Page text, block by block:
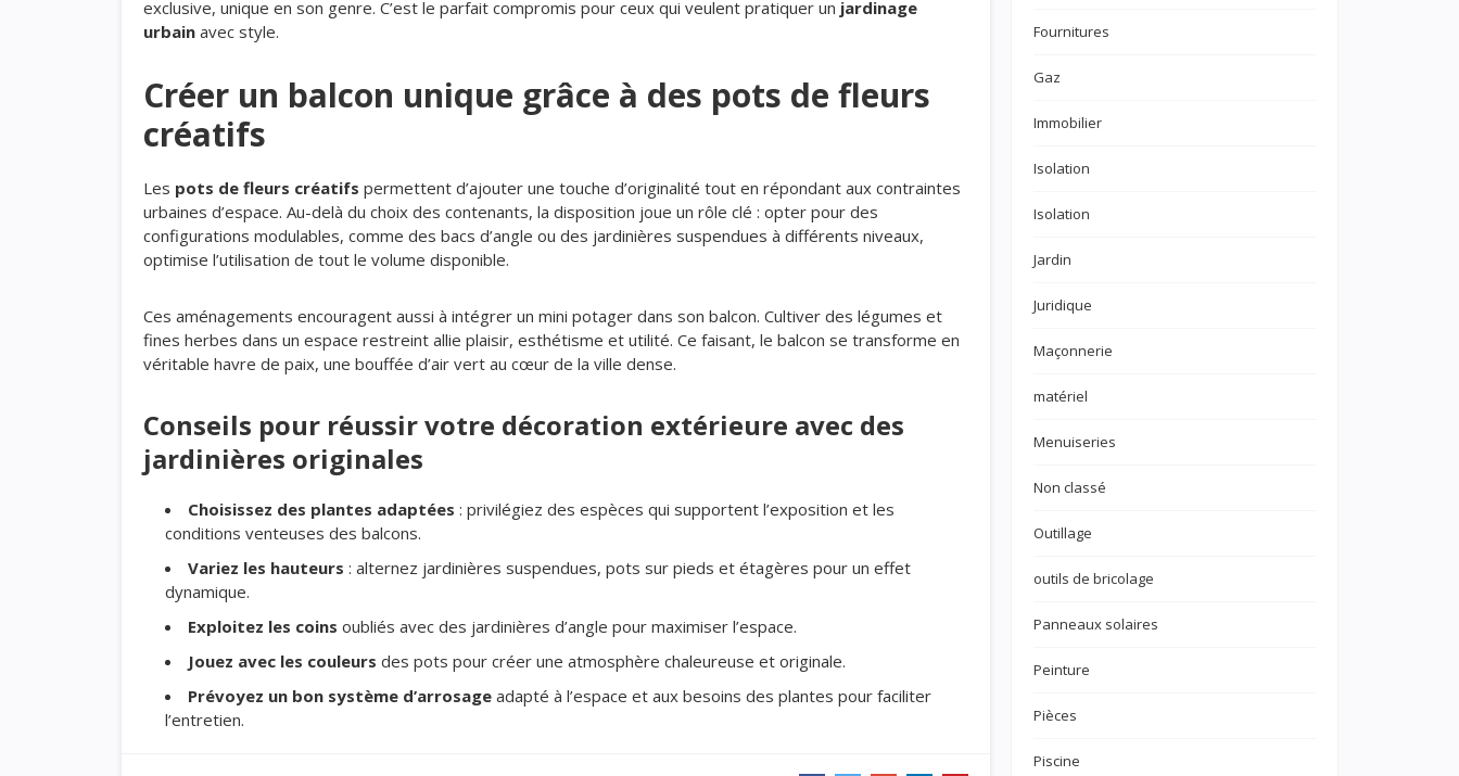
exclusive, unique en son genre. C’est le parfait compromis pour ceux qui veulent pratiquer un jardinage
urbain avec style.
Créer un balcon unique grâce à des pots de fleurs
créatifs
Les pots de fleurs créatifs permettent d’ajouter une touche d’originalité tout en répondant aux contraintes
urbaines d’espace. Au-delà du choix des contenants, la disposition joue un rôle clé : opter pour des
configurations modulables, comme des bacs d’angle ou des jardinières suspendues à différents niveaux,
optimise l’utilisation de tout le volume disponible.
Ces aménagements encouragent aussi à intégrer un mini potager dans son balcon. Cultiver des légumes et
fines herbes dans un espace restreint allie plaisir, esthétisme et utilité. Ce faisant, le balcon se transforme en
véritable havre de paix, une bouffée d’air vert au cœur de la ville dense.
Conseils pour réussir votre décoration extérieure avec des
jardinières originales
Choisissez des plantes adaptées : privilégiez des espèces qui supportent l’exposition et les
conditions venteuses des balcons.
Variez les hauteurs : alternez jardinières suspendues, pots sur pieds et étagères pour un effet
dynamique.
Exploitez les coins oubliés avec des jardinières d’angle pour maximiser l’espace.
Jouez avec les couleurs des pots pour créer une atmosphère chaleureuse et originale.
Prévoyez un bon système d’arrosage adapté à l’espace et aux besoins des plantes pour faciliter
l’entretien.
Fournitures
Gaz
Immobilier
Isolation
Isolation
Jardin
Juridique
Maçonnerie
matériel
Menuiseries
Non classé
Outillage
outils de bricolage
Panneaux solaires
Peinture
Pièces
Piscine